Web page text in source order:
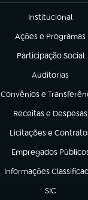
Institucional
(abre em nova
Ações e Programas
(abre em nova aba)
Participação Social
(abre em nova aba)
Auditorias
(abre em nova
Convênios e
(abre em nova aba)
Receitas e Despesas
(abre em nova aba)
Licitações e
(abre em nova aba)
Empregados
(abre em nova aba)
Informações
(abre em nova aba)
SIC
(abre em